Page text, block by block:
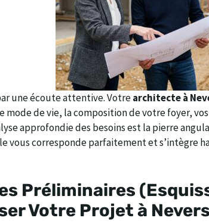
une écoute attentive. Votrearchitecte à
mode de vie, la composition de votre foyer,
approfondie des besoins est la pierre
vous corresponde parfaitement et s’intègre
Préliminaires
Votre Projet à